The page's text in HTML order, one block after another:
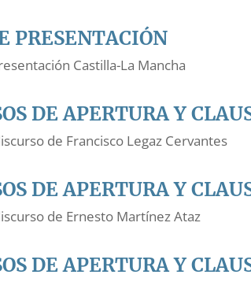
PRESENTACIÓN
Castilla-La Mancha
DE APERTURA Y
de Francisco Legaz Cervantes
DE APERTURA Y
de Ernesto Martínez Ataz
DE APERTURA Y